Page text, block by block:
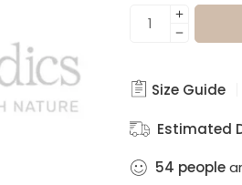
Size Guide
Estimated
54 people